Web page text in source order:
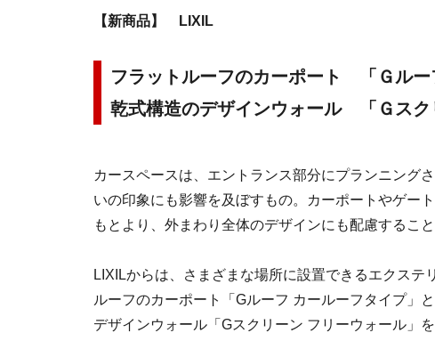
【新商品】 LIXIL
フラットルーフのカーポート 「Ｇルー
乾式構造のデザインウォール 「Ｇスク
カースペースは、エントランス部分にプランニング
いの印象にも影響を及ぼすもの。カーポートやゲー
もとより、外まわり全体のデザインにも配慮すること
LIXILからは、さまざまな場所に設置できるエクステ
ルーフのカーポート「Gルーフ カールーフタイプ」
デザインウォール「Gスクリーン フリーウォール」